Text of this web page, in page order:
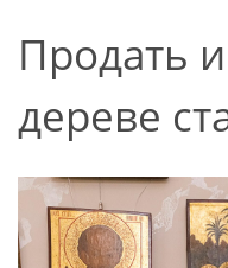
Продать
дереве